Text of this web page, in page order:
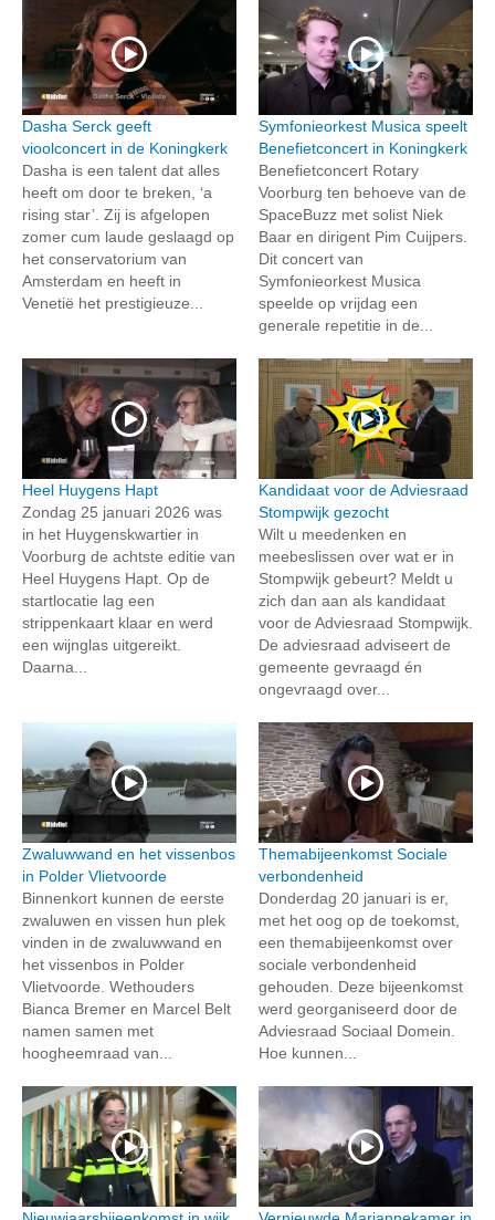
Dasha Serck geeft
vioolconcert in de Koningkerk
Dasha is een talent dat alles
heeft om door te breken, ‘a
rising star’. Zij is afgelopen
zomer cum laude geslaagd op
het conservatorium van
Amsterdam en heeft in
Venetië het prestigieuze...
Symfonieorkest Musica speelt
Benefietconcert in Koningkerk
Benefietconcert Rotary
Voorburg ten behoeve van de
SpaceBuzz met solist Niek
Baar en dirigent Pim Cuijpers.
Dit concert van
Symfonieorkest Musica
speelde op vrijdag een
generale repetitie in de...
Heel Huygens Hapt
Zondag 25 januari 2026 was
in het Huygenskwartier in
Voorburg de achtste editie van
Heel Huygens Hapt. Op de
startlocatie lag een
strippenkaart klaar en werd
een wijnglas uitgereikt.
Daarna...
Kandidaat voor de Adviesraad
Stompwijk gezocht
Wilt u meedenken en
meebeslissen over wat er in
Stompwijk gebeurt? Meldt u
zich dan aan als kandidaat
voor de Adviesraad Stompwijk.
De adviesraad adviseert de
gemeente gevraagd én
ongevraagd over...
Zwaluwwand en het vissenbos
in Polder Vlietvoorde
Binnenkort kunnen de eerste
zwaluwen en vissen hun plek
vinden in de zwaluwwand en
het vissenbos in Polder
Vlietvoorde. Wethouders
Bianca Bremer en Marcel Belt
namen samen met
hoogheemraad van...
Themabijeenkomst Sociale
verbondenheid
Donderdag 20 januari is er,
met het oog op de toekomst,
een themabijeenkomst over
sociale verbondenheid
gehouden. Deze bijeenkomst
werd georganiseerd door de
Adviesraad Sociaal Domein.
Hoe kunnen...